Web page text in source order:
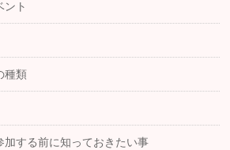
ント
種類
する前に知っておきたい事